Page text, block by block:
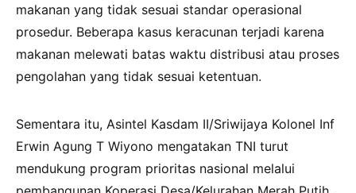
makanan yang tidak sesuai standar operasional
prosedur. Beberapa kasus keracunan terjadi karena
makanan melewati batas waktu distribusi atau proses
pengolahan yang tidak sesuai ketentuan.
Sementara itu, Asintel Kasdam II/Sriwijaya Kolonel Inf
Erwin Agung T Wiyono mengatakan TNI turut
mendukung program prioritas nasional melalui